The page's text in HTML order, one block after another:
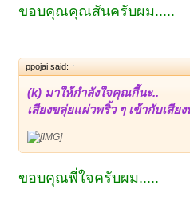
เสียงร้องก็เพราะไม่แพ้เสียงขลุ่ยนะครับค
ขอบคุณคุณสันครับผม.....
ppojai said: ↑
(k) มาให้กำลังใจคุณกี้นะ..
เสียงขลุ่ยแผ่วพริ้ว ๆ เข้ากับเสีย
ขอบคุณพี่ใจครับผม.....